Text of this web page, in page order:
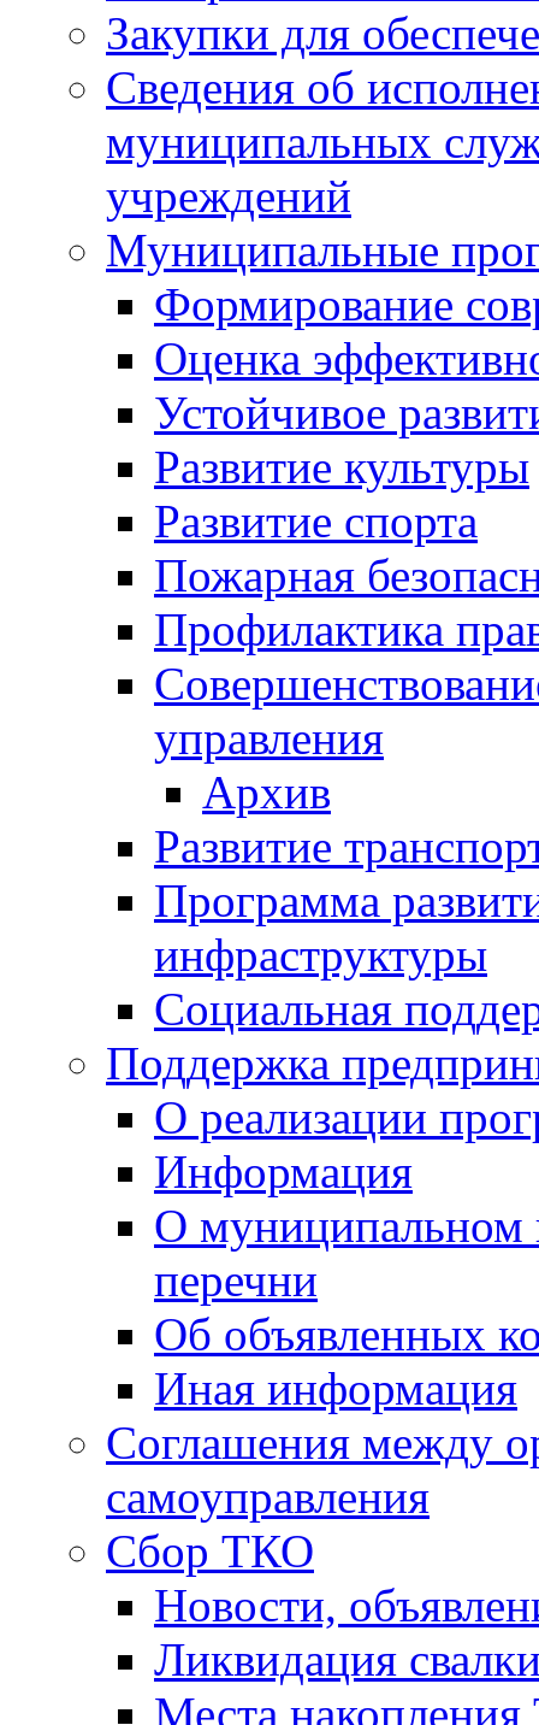
Закупки для
Сведения об
муниципальных
учреждений
Муниципальные
Формирование
Оценка
Устойчивое
Развитие культуры
Развитие спорта
Пожарная
Профилактика
управления
Архив
Развитие
Программа
инфраструктуры
Социальная
Поддержка
О реализации
Информация
О муниципальном
перечни
Об объявленных
Иная информация
Соглашения между
самоуправления
Сбор ТКО
Новости,
Ликвидация
Места